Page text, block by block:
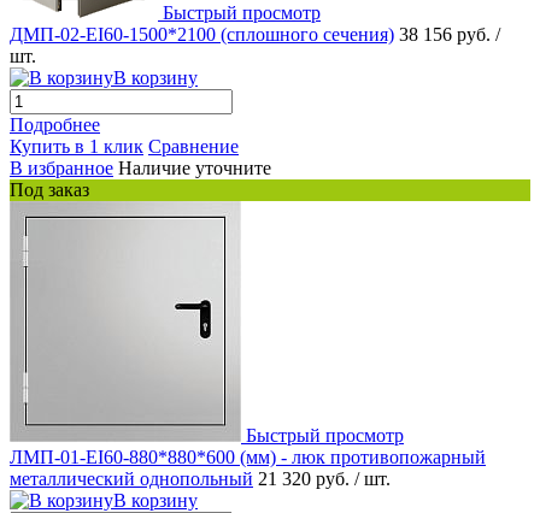
Быстрый просмотр
ДМП-02-EI60-1500*2100 (сплошного сечения) 38 156 руб. /
шт.
В корзину
Подробнее
Купить в 1 клик Сравнение
В избранное Наличие уточните
Под заказ
Быстрый просмотр
ЛМП-01-EI60-880*880*600 (мм) - люк противопожарный
металлический однопольный 21 320 руб. / шт.
В корзину